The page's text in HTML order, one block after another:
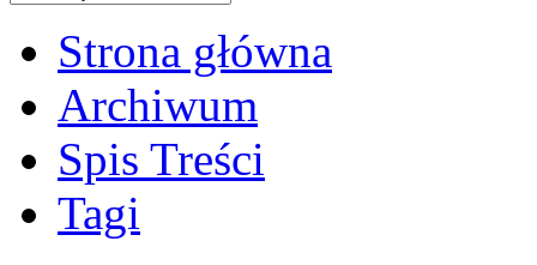
Strona główna
Archiwum
Spis Treści
Tagi